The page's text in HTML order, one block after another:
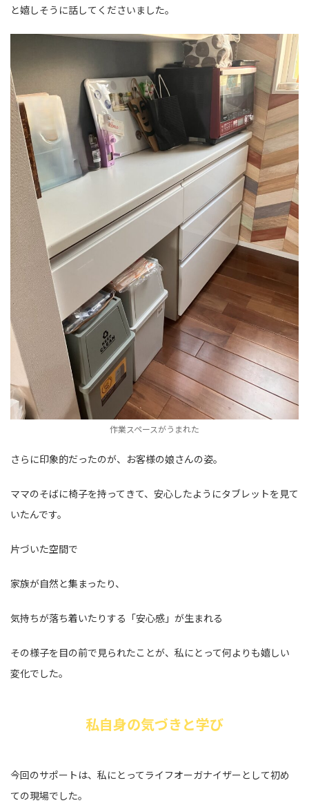
と嬉しそうに話してくださいました。
作業スペースがうまれた
さらに印象的だったのが、お客様の娘さんの姿。
ママのそばに椅子を持ってきて、安心したようにタブレットを見て
いたんです。
片づいた空間で
家族が自然と集まったり、
気持ちが落ち着いたりする「安心感」が生まれる
その様子を目の前で見られたことが、私にとって何よりも嬉しい
変化でした。
私自身の気づきと学び
今回のサポートは、私にとってライフオーガナイザーとして初め
ての現場でした。